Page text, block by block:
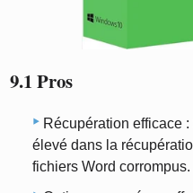
9.1 Pros
Récupération efficace
élevé dans la
fichiers Word corrompus.